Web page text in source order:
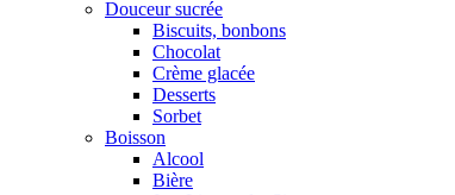
Douceur sucrée
Biscuits, bonbons
Chocolat
Crème glacée
Desserts
Sorbet
Boisson
Alcool
Bière